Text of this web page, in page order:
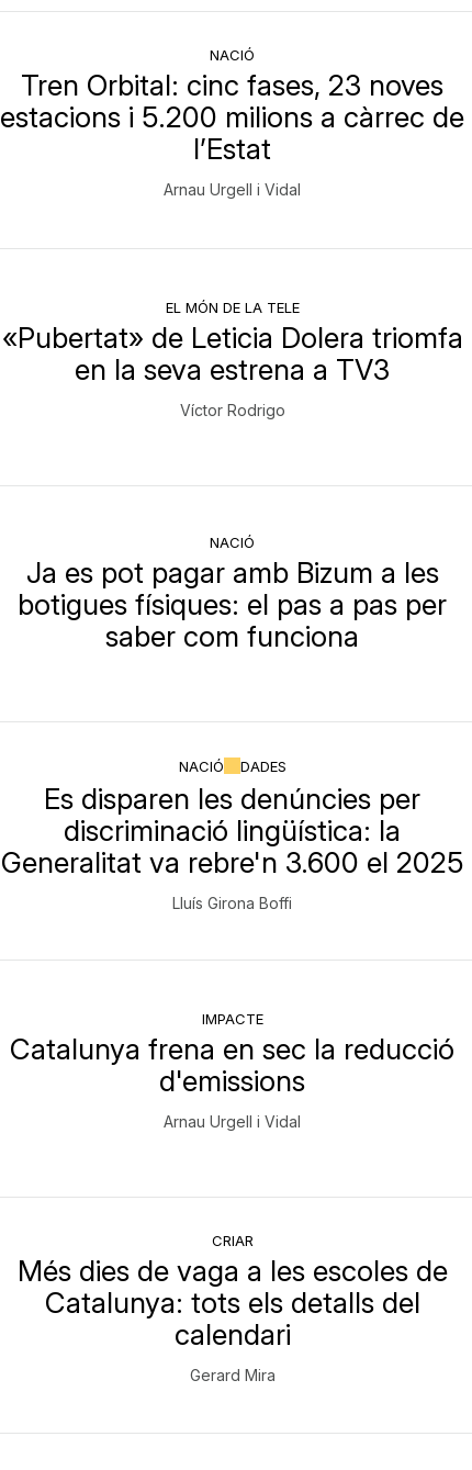
NACIÓ
Tren Orbital: cinc fases, 23 noves
estacions i 5.200 milions a càrrec de
l’Estat
Arnau Urgell i Vidal
EL MÓN DE LA TELE
«Pubertat» de Leticia Dolera triomfa
en la seva estrena a TV3
Víctor Rodrigo
NACIÓ
Ja es pot pagar amb Bizum a les
botigues físiques: el pas a pas per
saber com funciona
NACIÓ DADES
Es disparen les denúncies per
discriminació lingüística: la
Generalitat va rebre'n 3.600 el 2025
Lluís Girona Boffi
IMPACTE
Catalunya frena en sec la reducció
d'emissions
Arnau Urgell i Vidal
CRIAR
Més dies de vaga a les escoles de
Catalunya: tots els detalls del
calendari
Gerard Mira